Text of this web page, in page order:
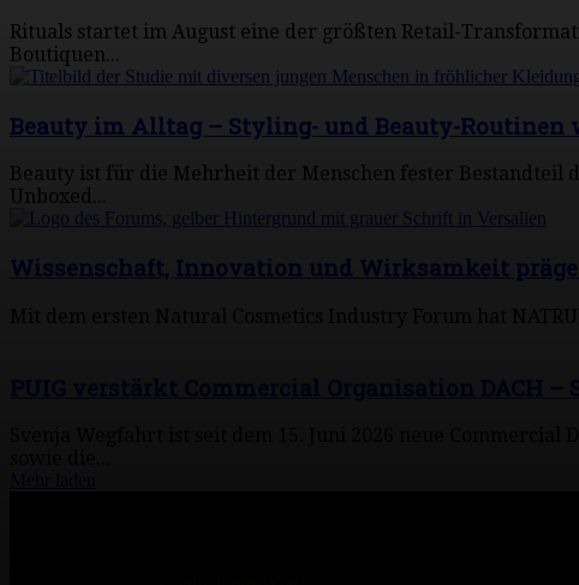
Rituals startet im August eine der größten Retail-
Boutiquen...
Beauty im Alltag – Styling- und Beauty-Routinen
Beauty ist für die Mehrheit der Menschen fester
Unboxed...
Wissenschaft, Innovation und Wirksamkeit